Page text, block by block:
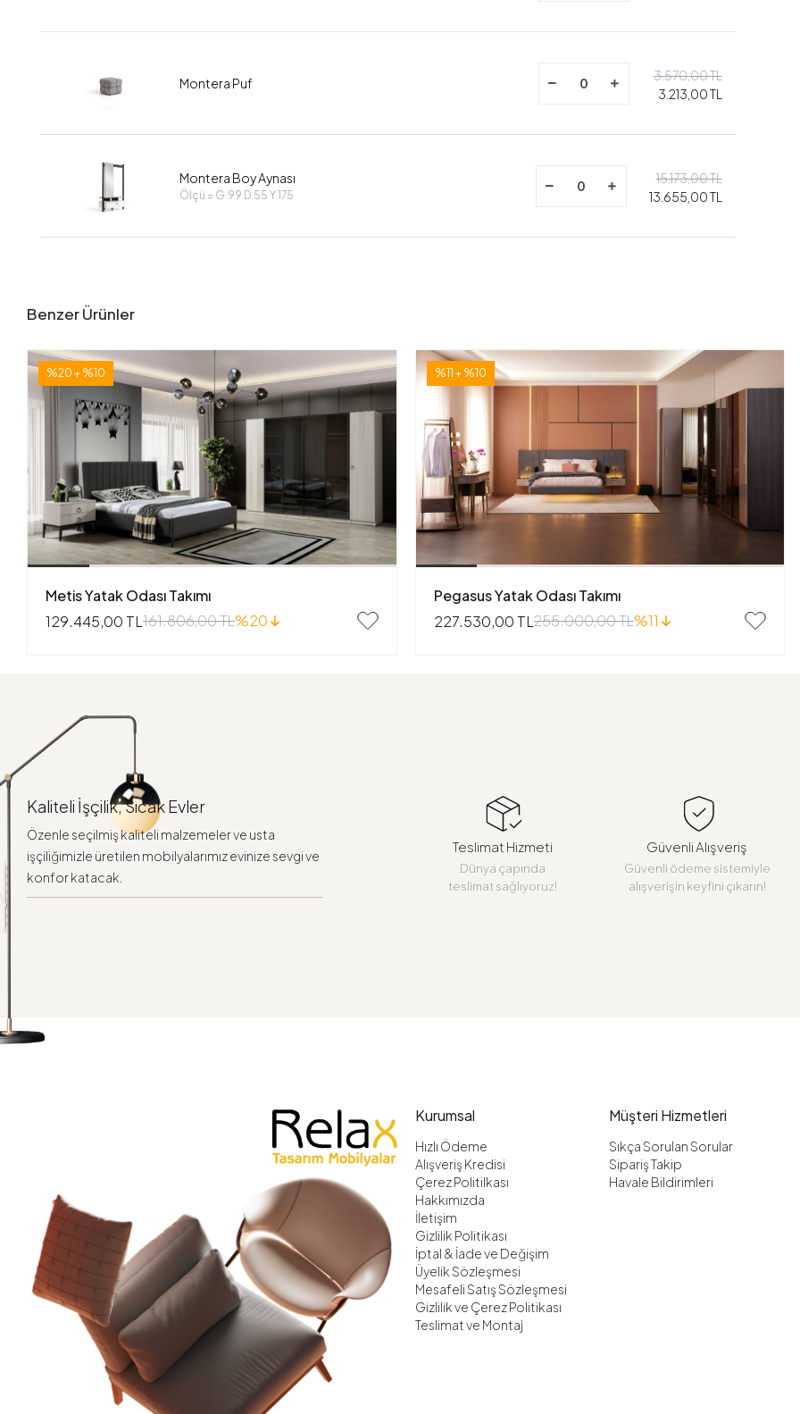
Montera Puf
3.570,00 TL
3.213,00 TL
Montera Boy Aynası
Ölçü = G.99 D.55 Y.175
15.173,00 TL
13.655,00 TL
Benzer Ürünler
%20 + %10
Metis Yatak Odası Takımı
129.445,00 TL161.806,00 TL%20
%11 + %10
Pegasus Yatak Odası Takımı
227.530,00 TL255.000,00 TL%11
Kaliteli İşçilik, Sıcak Evler
Özenle seçilmiş kaliteli malzemeler ve usta
işçiliğimizle üretilen mobilyalarımız evinize sevgi ve
konfor katacak.
Teslimat Hizmeti
Dünya çapında
teslimat sağlıyoruz!
Güvenli Alışveriş
Güvenli ödeme sistemiyle
alışverişin keyfini çıkarın!
Kurumsal
Hızlı Ödeme
Alışveriş Kredisi
Çerez Politilkası
Hakkımızda
İletişim
Gizlilik Politikası
İptal & İade ve Değişim
Üyelik Sözleşmesi
Mesafeli Satış Sözleşmesi
Gizlilik ve Çerez Politikası
Teslimat ve Montaj
Müşteri Hizmetleri
Sıkça Sorulan Sorular
Sipariş Takip
Havale Bildirimleri